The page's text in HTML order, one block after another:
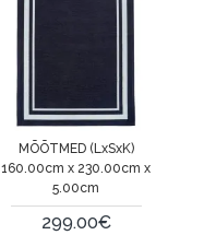
MÕÕTMED (LxSxK)
160.00cm x 230.00cm x
5.00cm
299.00€